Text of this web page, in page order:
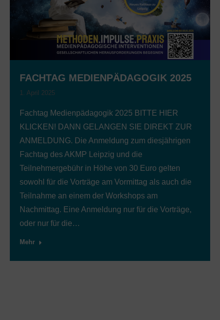
FACHTAG MEDIENPÄDAGOGIK 2025
1. April 2025
Fachtag Medienpädagogik 2025 BITTE HIER
KLICKEN! DANN GELANGEN SIE DIREKT ZUR
ANMELDUNG. Die Anmeldung zum diesjährigen
Fachtag des AKMP Leipzig und die
Teilnehmergebühr in Höhe von 30 Euro gelten
sowohl für die Vorträge am Vormittag als auch die
Teilnahme an einem der Workshops am
Nachmittag. Eine Anmeldung nur für die Vorträge,
oder nur für die…
Mehr